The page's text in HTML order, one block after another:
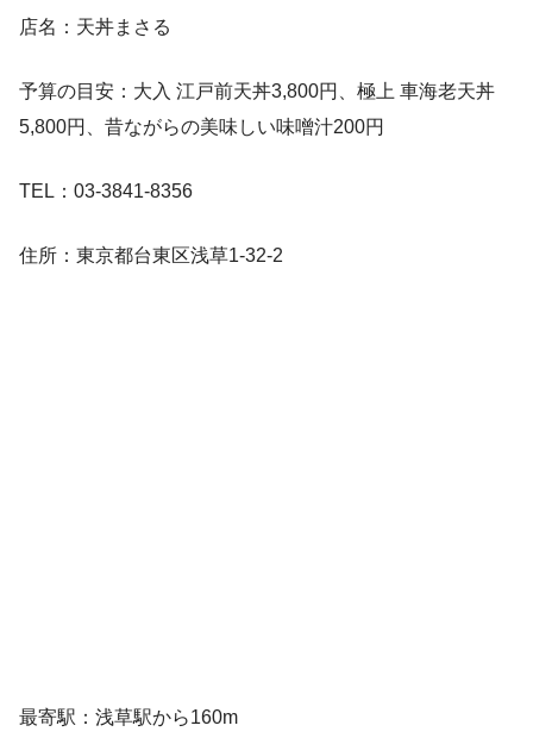
店名：天丼まさる
予算の目安：大入 江戸前天丼3,800円、極上 車海老天丼
5,800円、昔ながらの美味しい味噌汁200円
TEL：03-3841-8356
住所：東京都台東区浅草1-32-2
最寄駅：浅草駅から160m